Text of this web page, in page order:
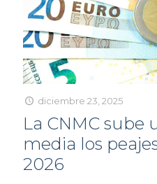
diciembre 23, 2025
La CNMC sube
media los
2026